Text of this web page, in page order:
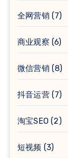
全网营销 (7)
商业观察 (6)
微信营销 (8)
抖音运营(7)
淘宝SEO (2)
短视频 (3)